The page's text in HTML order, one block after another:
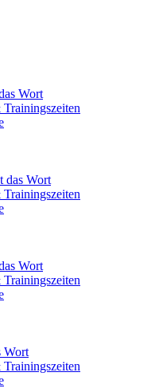
Wort
das Wort
Wort
Wort